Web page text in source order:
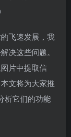
的飞速发展，我
决这些问题。
片中提取信
文将为大家推
析它们的功能